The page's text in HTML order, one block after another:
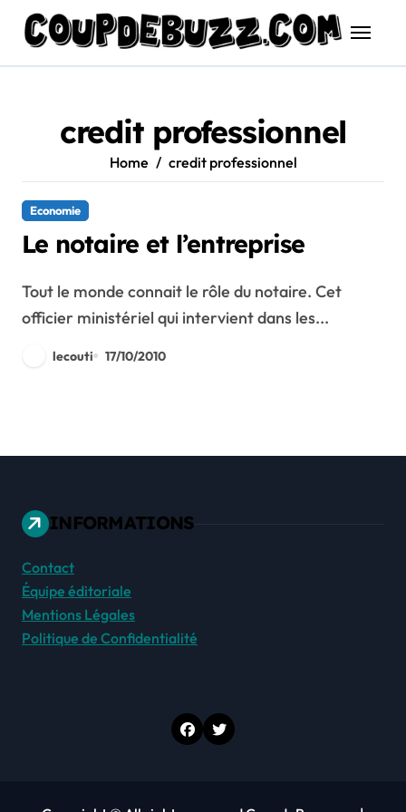
content
credit professionnel
Home credit professionnel
Economie
Le notaire et l’entreprise
Tout le monde connait le rôle du notaire. Cet
officier ministériel qui intervient dans les...
lecouti 17/10/2010
INFORMATIONS
Contact
Équipe éditoriale
Mentions Légales
Politique de Confidentialité